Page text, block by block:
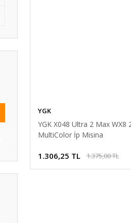
YGK
YGK X048 Ultra 2 Max WX8
MultiColor İp Misina
1.306,25 TL 1.375,00 TL